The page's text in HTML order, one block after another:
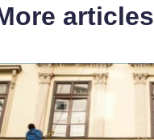
articles